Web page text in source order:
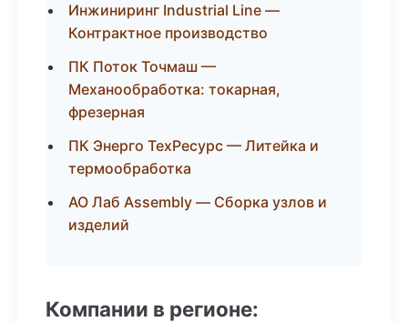
Инжиниринг Industrial Line —
Контрактное производство
ПК Поток Точмаш —
Механообработка: токарная,
фрезерная
ПК Энерго ТехРесурс — Литейка и
термообработка
АО Лаб Assembly — Сборка узлов и
изделий
Компании в регионе: